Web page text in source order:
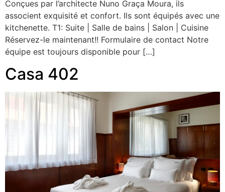
Conçues par l’architecte Nuno Graça Moura, ils
associent exquisité et confort. Ils sont équipés avec une
kitchenette. T1: Suite | Salle de bains | Salon | Cuisine
Réservez-le maintenant!! Formulaire de contact Notre
équipe est toujours disponible pour […]
Casa 402